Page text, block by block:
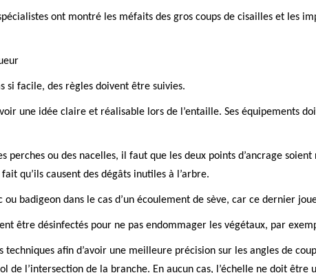
ont montré les méfaits des gros coups de cisailles et les
si facile, des règles doivent être suivies.
une idée claire et réalisable lors de l’entaille. Ses équipements
perches ou des nacelles, il faut que les deux points d’ancrage
qu’ils causent des dégâts inutiles à l’arbre.
ou badigeon dans le cas d’un écoulement de sève, car ce dernier
être désinfectés pour ne pas endommager les végétaux, par
techniques afin d’avoir une meilleure précision sur les angles de
de l’intersection de la branche. En aucun cas, l’échelle ne doit